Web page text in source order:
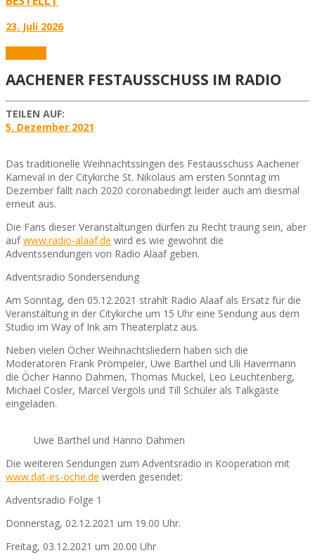
23. Juli 2026
AACHENER FESTAUSSCHUSS IM RADIO
TEILEN AUF:
5. Dezember 2021
Das traditionelle Weihnachtssingen des Festausschuss Aachener
Karneval in der Citykirche St. Nikolaus am ersten Sonntag im
Dezember fällt nach 2020 coronabedingt leider auch am diesmal
erneut aus.
Die Fans dieser Veranstaltungen dürfen zu Recht traurig sein, aber
aufwww.radio-alaaf.de wird es wie gewohnt die
Adventssendungen von Radio Alaaf geben.
Adventsradio Sondersendung
Am Sonntag, den 05.12.2021 strahlt Radio Alaaf als Ersatz für die
Veranstaltung in der Citykirche um 15 Uhr eine Sendung aus dem
Studio im Way of Ink am Theaterplatz aus.
Neben vielen Öcher Weihnachtsliedern haben sich die
Moderatoren Frank Prömpeler, Uwe Barthel und Uli Havermann
die Öcher Hanno Dahmen, Thomas Muckel, Leo Leuchtenberg,
Michael Cosler, Marcel Vergöls und Till Schüler als Talkgäste
eingeladen.
Uwe Barthel und Hanno Dahmen
Die weiteren Sendungen zum Adventsradio in Kooperation mit
www.dat-es-oche.de werden gesendet:
Adventsradio Folge 1
Donnerstag, 02.12.2021 um 19.00 Uhr.
Freitag, 03.12.2021 um 20.00 Uhr